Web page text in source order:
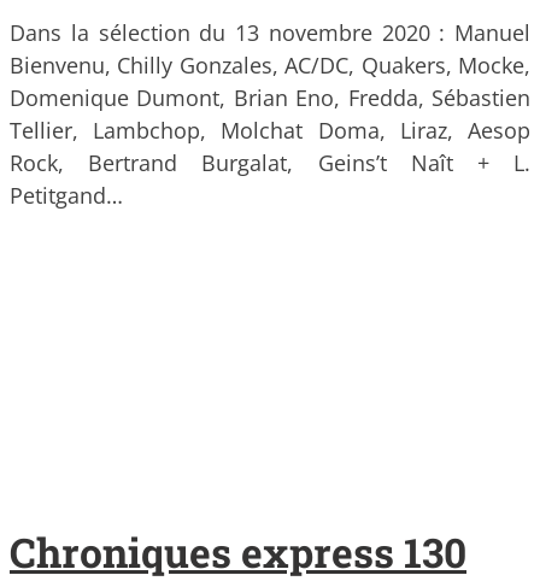
Dans la sélection du 13 novembre 2020 : Manuel
Bienvenu, Chilly Gonzales, AC/DC, Quakers, Mocke,
Domenique Dumont, Brian Eno, Fredda, Sébastien
Tellier, Lambchop, Molchat Doma, Liraz, Aesop
Rock, Bertrand Burgalat, Geins’t Naît + L.
Petitgand…
Chroniques express 130